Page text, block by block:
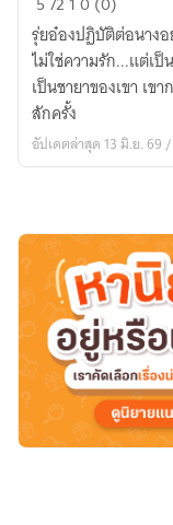
อ๋อง...ไม่
รัก
ก็
แล้วไป
รุ่ยอ๋องปฏิบัติต่อนาง
ไม่ใช่ความรัก...แต่เ
เป็นชายาของเขา เ
สักครั้ง
อัปเดตล่าสุด 13 มิ.ย. 69